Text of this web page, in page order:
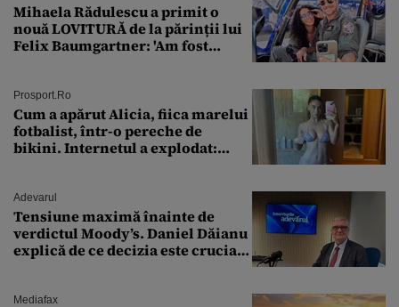
Mihaela Rădulescu a primit o
nouă LOVITURĂ de la părinții lui
Felix Baumgartner: 'Am fost
Prosport.ro
Cum a apărut Alicia, fiica marelui
fotbalist, într-o pereche de
bikini. Internetul a explodat:
Adevarul
Tensiune maximă înainte de
verdictul Moody’s. Daniel Dăianu
explică de ce decizia este crucială
Mediafax